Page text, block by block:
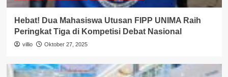
Hebat! Dua Mahasiswa Utusan FIPP UNIMA Raih
Peringkat Tiga di Kompetisi Debat Nasional
villio Oktober 27, 2025